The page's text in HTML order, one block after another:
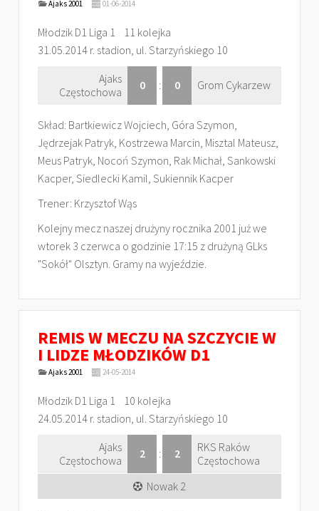
Ajaks 2001 01-06-2014
Młodzik D1 Liga 1 11 kolejka
31.05.2014 r. stadion, ul. Starzyńskiego 10
Ajaks
Częstochowa
0 : 0 Grom Cykarzew
Skład: Bartkiewicz Wojciech, Góra Szymon,
Jędrzejak Patryk, Kostrzewa Marcin, Misztal Mateusz,
Meus Patryk, Nocoń Szymon, Rak Michał, Sankowski
Kacper, Siedlecki Kamil, Sukiennik Kacper
Trener: Krzysztof Wąs
Kolejny mecz naszej drużyny rocznika 2001 już we
wtorek 3 czerwca o godzinie 17:15 z drużyną GLks
"Sokół" Olsztyn. Gramy na wyjeździe.
REMIS W MECZU NA SZCZYCIE W
I LIDZE MŁODZIKÓW D1
Ajaks 2001 24-05-2014
Młodzik D1 Liga 1 10 kolejka
24.05.2014 r. stadion, ul. Starzyńskiego 10
Ajaks
Częstochowa
2 : 2
RKS Raków
Częstochowa
Nowak 2